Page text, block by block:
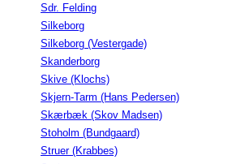
Sdr. Felding
Silkeborg
Silkeborg (Vestergade)
Skanderborg
Skive (Klochs)
Skjern-Tarm (Hans Pedersen)
Skærbæk (Skov Madsen)
Stoholm (Bundgaard)
Struer (Krabbes)